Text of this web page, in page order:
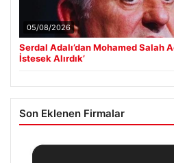
05/08/2026
Serdal Adalı’dan Mohamed Salah
İstesek Alırdık’
Son Eklenen Firmalar